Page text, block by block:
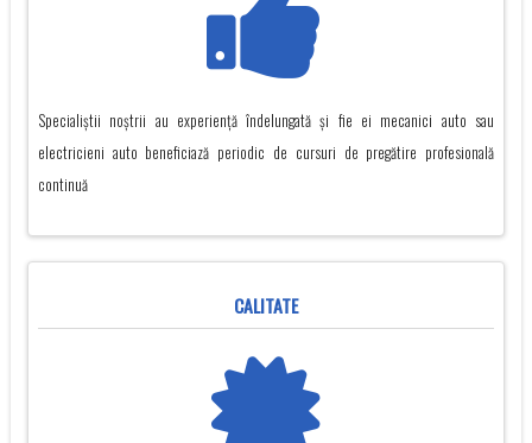
Specialiștii noștrii au experiență îndelungată și fie ei mecanici auto sau
electricieni auto beneficiază periodic de cursuri de pregătire profesională
continuă
CALITATE